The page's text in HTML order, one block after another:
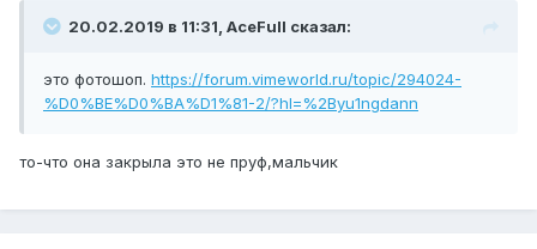
20.02.2019 в 11:31, AceFull сказал:
это фотошоп. https://forum.vimeworld.ru/topic/294024-
%D0%BE%D0%BA%D1%81-2/?hl=%2Byu1ngdann
то-что она закрыла это не пруф,мальчик